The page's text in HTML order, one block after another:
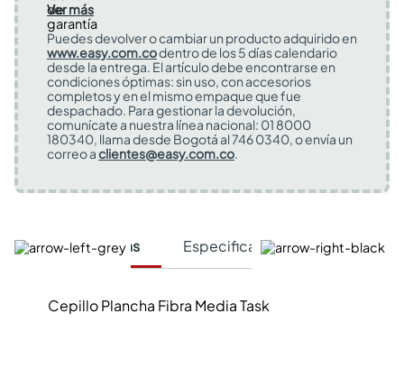
Ver más
Puedes devolver o cambiar un producto adquirido en
www.easy.com.codentro de los 5 días calendario
desde la entrega. El artículo debe encontrarse en
condiciones óptimas: sin uso, con accesorios
completos y en el mismo empaque que fue
despachado. Para gestionar la devolución,
comunícate a nuestra línea nacional: 01 8000
180340, llama desde Bogotá al 746 0340, o envía un
correo aclientes@easy.com.co.
Características Especificaciones Técnicas
Cepillo Plancha Fibra Media Task